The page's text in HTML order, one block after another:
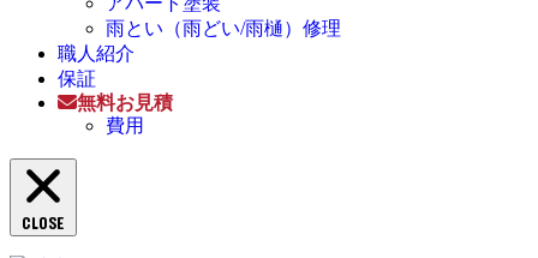
雨とい（雨どい/雨樋）修理
職人紹介
保証
無料お見積
費用
CLOSE